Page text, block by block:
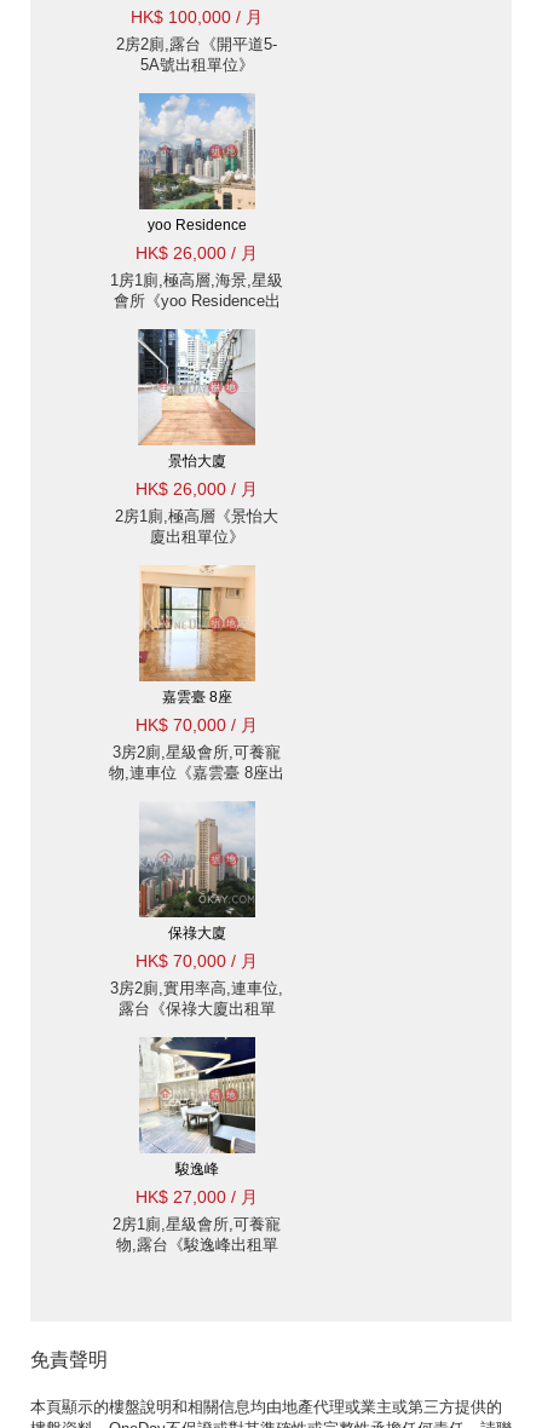
HK$ 100,000 / 月
2房2廁,露台《開平道5-
5A號出租單位》
yoo Residence
HK$ 26,000 / 月
1房1廁,極高層,海景,星級
會所《yoo Residence出
景怡大廈
HK$ 26,000 / 月
2房1廁,極高層《景怡大
廈出租單位》
嘉雲臺 8座
HK$ 70,000 / 月
3房2廁,星級會所,可養寵
物,連車位《嘉雲臺 8座出
保祿大廈
HK$ 70,000 / 月
3房2廁,實用率高,連車位,
露台《保祿大廈出租單
駿逸峰
HK$ 27,000 / 月
2房1廁,星級會所,可養寵
物,露台《駿逸峰出租單
免責聲明
本頁顯示的樓盤說明和相關信息均由地產代理或業主或第三方提供的